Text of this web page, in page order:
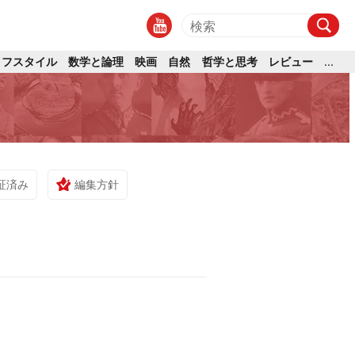
スタイル 数学と論理 映画 自然 哲学と思考 レビュー ...
済み 編集方針